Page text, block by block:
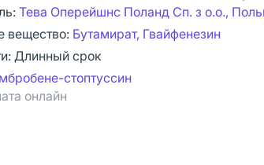
Тева Оперейшнс Поланд Сп. з о.о.,
вещество: Бутамират, Гвайфенезин
Длинный срок
стоптуссин
онлайн